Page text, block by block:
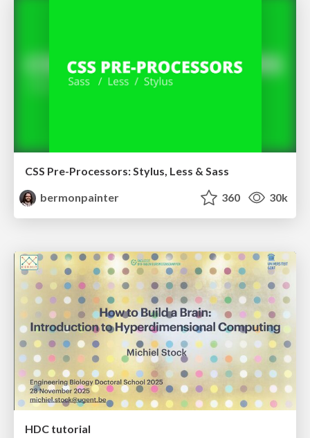
CSS Pre-Processors: Stylus, Less & Sass
bermonpainter
360 30k
HDC tutorial